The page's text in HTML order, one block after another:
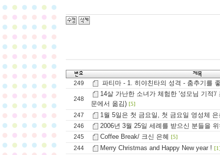
249 파티마 - 1. 히야친타의 성격 - 춤추기를
248
14살 가난한 소녀가 체험한 '성모님 기적
문에서 옮김) [5]
247 1월 5일은 첫 금요일, 첫 금요일 영성체 은
246 2006년 3월 25일 세례를 받으신 분들을
245 Coffee Break/ 크신 은혜 [5]
244 Merry Christmas and Happy New year !